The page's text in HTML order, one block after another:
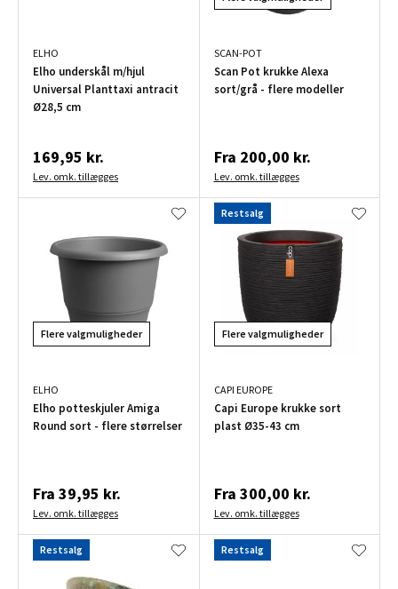
ELHO
Elho underskål m/hjul
Universal Planttaxi antracit
Ø28,5 cm
169,95 kr.
Lev. omk. tillægges
SCAN-POT
Scan Pot krukke Alexa
sort/grå - flere modeller
Fra 200,00 kr.
Lev. omk. tillægges
Flere valgmuligheder
ELHO
Elho potteskjuler Amiga
Round sort - flere størrelser
Fra 39,95 kr.
Lev. omk. tillægges
Restsalg
Flere valgmuligheder
CAPI EUROPE
Capi Europe krukke sort
plast Ø35-43 cm
Fra 300,00 kr.
Lev. omk. tillægges
Restsalg Restsalg